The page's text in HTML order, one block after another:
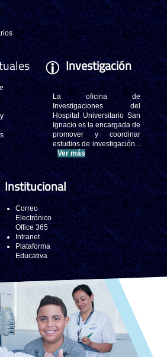
Investigación
La oficina de
Investigaciones del
Hospital Universitario San
Ignacio es la encargada de
promover y coordinar
estudios de investigación...
Ver más
Institucional
Correo
Electrónico
Office 365
Intranet
Plataforma
Educativa